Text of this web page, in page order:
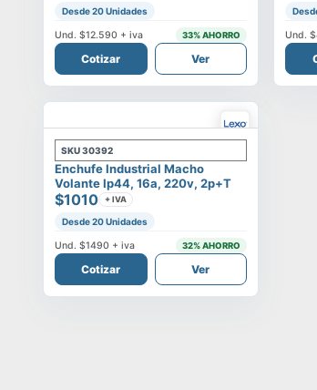
Desde 20 Unidades
Und.$12.590 + iva 33% AHORRO
Cotizar Ver
Und.
SKU30392
Enchufe Industrial Macho
Volante Ip44, 16a, 220v, 2p+t
$1010 + IVA
Desde 20 Unidades
Und.$1490 + iva 32% AHORRO
Cotizar Ver